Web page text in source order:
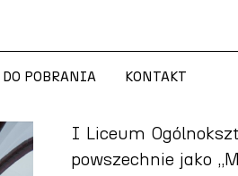
DO POBRANIA
KONTAKT
I Liceum
powszechnie jako